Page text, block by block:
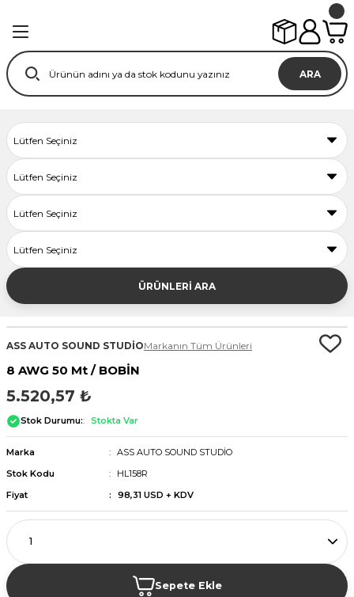
ARA
ÜRÜNLERİ ARA
ASS AUTO SOUND STUDİOMarkanın Tüm Ürünleri
8 AWG 50 Mt / BOBİN
5.520,57 ₺
Stok Durumu: Stokta Var
Marka
ASS AUTO SOUND STUDİO
Stok Kodu
HL158R
Fiyat
98,31 USD + KDV
Sepete Ekle